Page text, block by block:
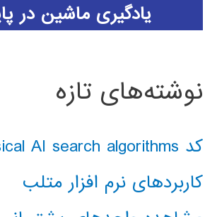
یادگیری ماشین در
نوشته‌های تازه
کد classical AI search algorithms
کاربردهای نرم افزار متلب